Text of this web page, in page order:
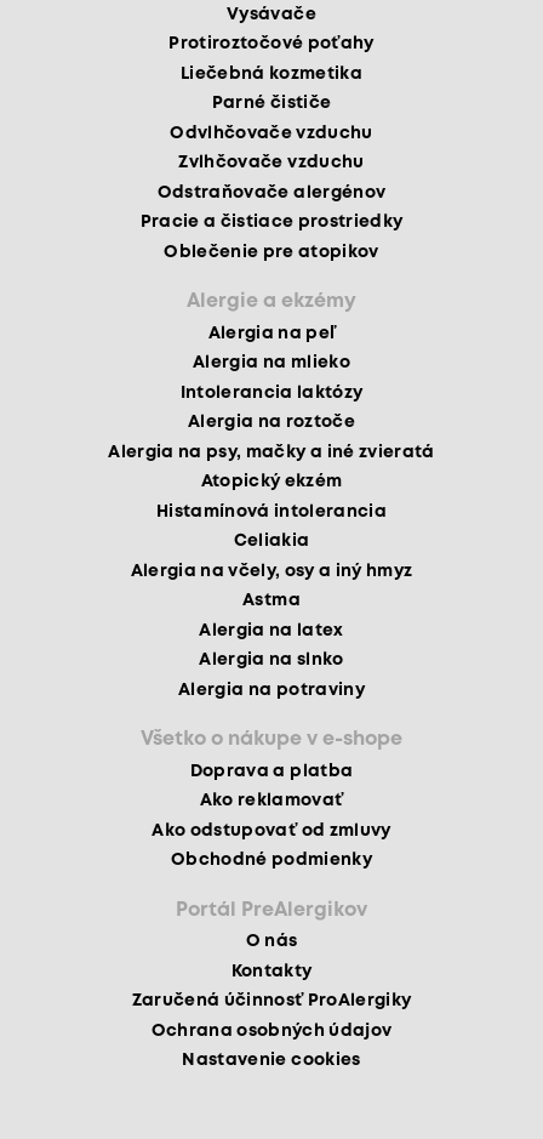
Vysávače
Protiroztočové poťahy
Liečebná kozmetika
Parné čističe
Odvlhčovače vzduchu
Zvlhčovače vzduchu
Odstraňovače alergénov
Pracie a čistiace prostriedky
Oblečenie pre atopikov
Alergie a ekzémy
Alergia na peľ
Alergia na mlieko
Intolerancia laktózy
Alergia na roztoče
Alergia na psy, mačky a iné zvieratá
Atopický ekzém
Histamínová intolerancia
Celiakia
Alergia na včely, osy a iný hmyz
Astma
Alergia na latex
Alergia na slnko
Alergia na potraviny
Všetko o nákupe v e-shope
Doprava a platba
Ako reklamovať
Ako odstupovať od zmluvy
Obchodné podmienky
Portál PreAlergikov
O nás
Kontakty
Zaručená účinnosť ProAlergiky
Ochrana osobných údajov
Nastavenie cookies